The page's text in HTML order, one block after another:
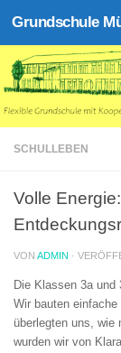
Zum Inhalt
Grundschule
SCHULLEBEN
Volle
VON ADMIN ·
Die Klassen 3a
Wir bauten
überlegten uns, wie
wurden wir von